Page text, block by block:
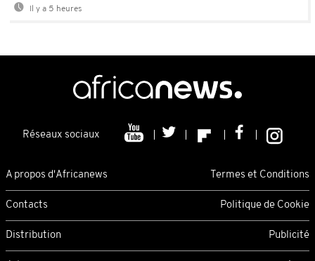
Il y a 5 heures
Réseaux sociaux
A propos d'Africanews Termes et Conditions
Contacts Politique de Cookie
Distribution Publicité